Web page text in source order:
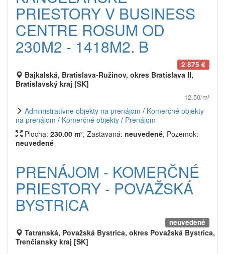
PRIESTORY V BUSINESS
CENTRE ROSUM OD
230M2 - 1418M2. B
2 875 €
Bajkalská, Bratislava-Ružinov, okres Bratislava II,
Bratislavský kraj [SK]
12.50/m²
Administratívne objekty na prenájom / Komerčné objekty
na prenájom / Komerčné objekty / Prenájom
Plocha: 230.00 m², Zastavaná: neuvedené, Pozemok:
neuvedené
PRENÁJOM - KOMERČNÉ
PRIESTORY - POVAŽSKÁ
BYSTRICA
neuvedené
Tatranská, Považská Bystrica, okres Považská Bystrica,
Trenčiansky kraj [SK]